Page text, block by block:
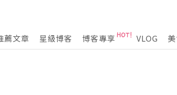
薦文章 星級博客 博客專享 VLOG